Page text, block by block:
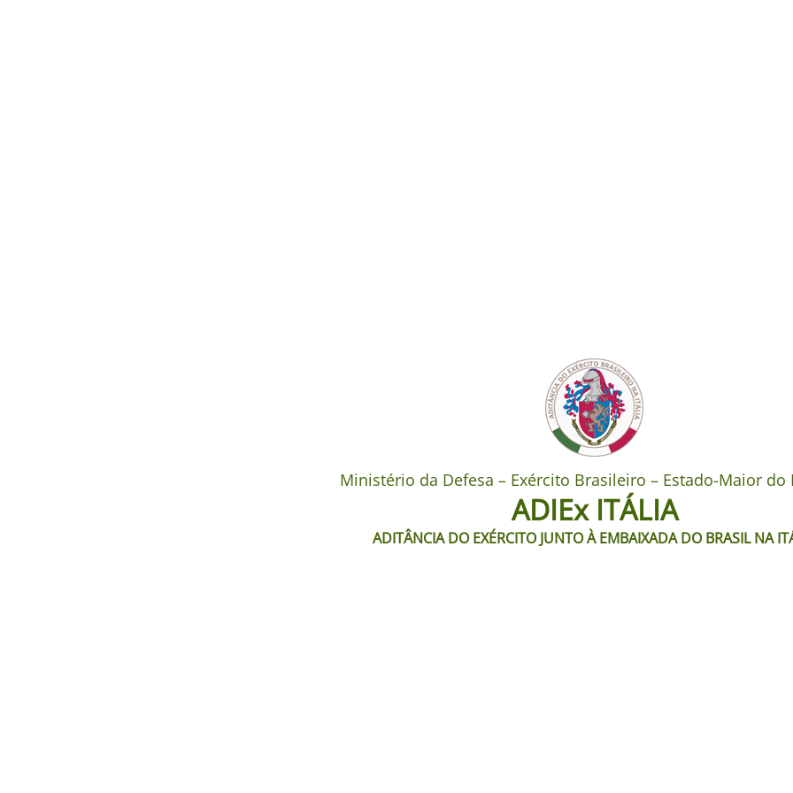
Ministério da Defesa – Exército Brasileiro – Estado-Maior do
ADIEx ITÁLIA
ADITÂNCIA DO EXÉRCITO JUNTO À EMBAIXADA DO BRASIL NA